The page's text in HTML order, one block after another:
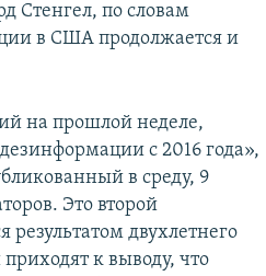
Стенгел, по словам
в США продолжается и
на прошлой неделе,
с 2016 года»,
в среду, 9
Это второй
двухлетнего
к выводу, что